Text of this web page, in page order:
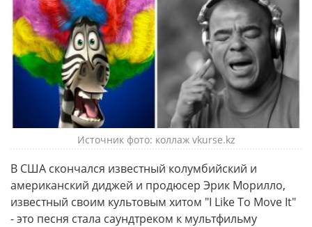
Источник фото: коллаж vkurse.kz
В США скончался известный колумбийский и
американский диджей и продюсер Эрик Морилло,
известный своим культовым хитом "I Like To Move It"
- это песня стала саундтреком к мультфильму